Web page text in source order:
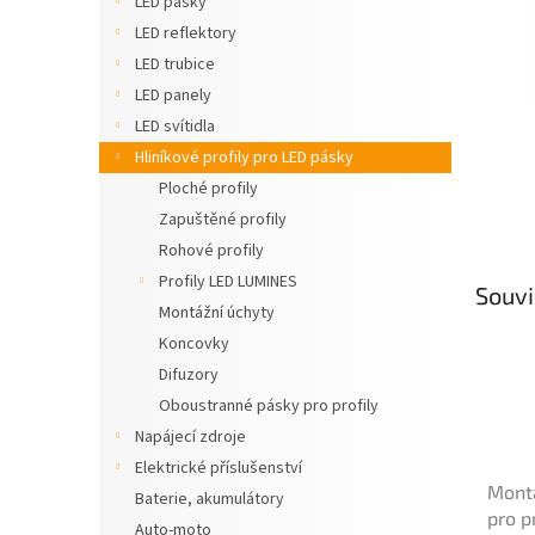
LED reflektory
LED trubice
LED panely
LED svítidla
Hliníkové profily pro LED pásky
Ploché profily
Zapuštěné profily
Rohové profily
Profily LED LUMINES
Montážní úchyty
Koncovky
Difuzory
Oboustranné pásky pro profily
Napájecí zdroje
Elektrické příslušenství
Baterie, akumulátory
Auto-moto
pro